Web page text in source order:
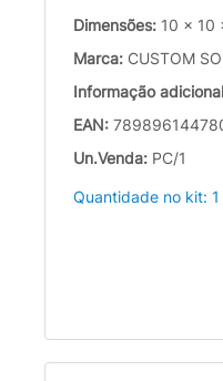
Dimensões: 10 x 10
Marca: CUSTOM
Informação
EAN:
Un.Venda: PC/1
Quantidade no kit: 1